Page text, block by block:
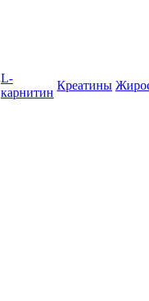
L-
карнитин
Креатины